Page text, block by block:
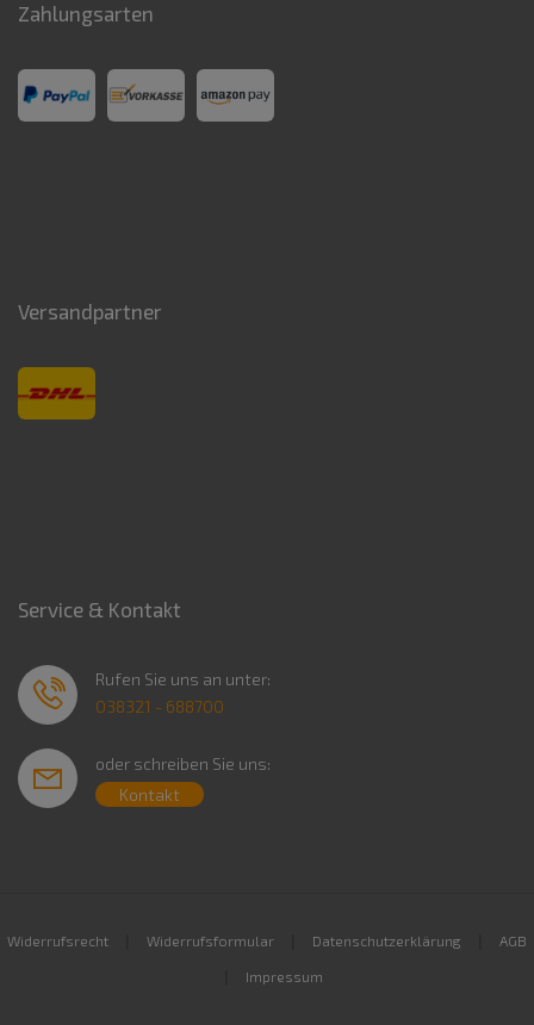
Zahlungsarten
Versandpartner
Service & Kontakt
Rufen Sie uns an unter:
038321 - 688700
oder schreiben Sie uns:
Kontakt
Widerrufsrecht Widerrufsformular Datenschutzerklärung AGB
Impressum